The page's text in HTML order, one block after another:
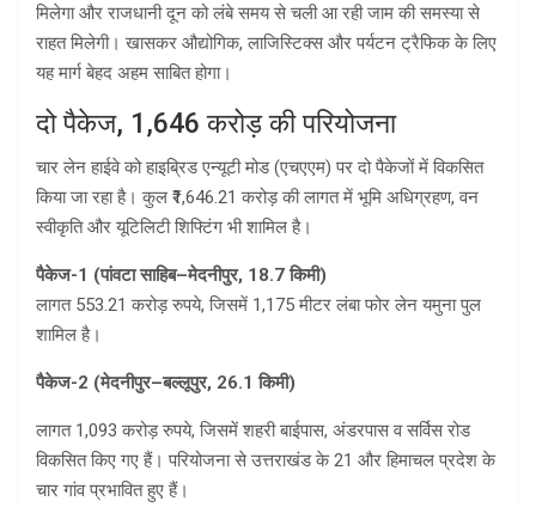
मिलेगा और राजधानी दून को लंबे समय से चली आ रही जाम की समस्या से
राहत मिलेगी। खासकर औद्योगिक, लाजिस्टिक्स और पर्यटन ट्रैफिक के लिए
यह मार्ग बेहद अहम साबित होगा।
दो पैकेज, 1,646 करोड़ की परियोजना
चार लेन हाईवे को हाइब्रिड एन्यूटी मोड (एचएएम) पर दो पैकेजों में विकसित
किया जा रहा है। कुल ₹1,646.21 करोड़ की लागत में भूमि अधिग्रहण, वन
स्वीकृति और यूटिलिटी शिफ्टिंग भी शामिल है।
पैकेज-1 (पांवटा साहिब–मेदनीपुर, 18.7 किमी)
लागत 553.21 करोड़ रुपये, जिसमें 1,175 मीटर लंबा फोर लेन यमुना पुल
शामिल है।
पैकेज-2 (मेदनीपुर–बल्लूपुर, 26.1 किमी)
लागत 1,093 करोड़ रुपये, जिसमें शहरी बाईपास, अंडरपास व सर्विस रोड
विकसित किए गए हैं। परियोजना से उत्तराखंड के 21 और हिमाचल प्रदेश के
चार गांव प्रभावित हुए हैं।